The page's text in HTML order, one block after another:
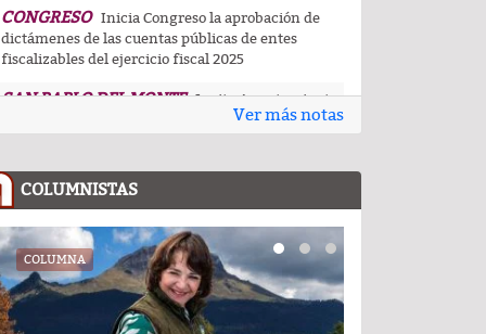
CONGRESO Inicia Congreso la aprobación de
dictámenes de las cuentas públicas de entes
fiscalizables del ejercicio fiscal 2025
SAN PABLO DEL MONTE Invita Ayuntamiento
de San Pablo del Monte a la Feria de la Salud este 8
UATX La UATx promueve la resiliencia
emocional para fortalecer salud y bienestar de
CAPITAL Inaugura alcalde de Tlaxcala
rehabilitación de la cancha Blas Charro Carvajal,
obra impulsada por Alfonso Sánchez
Ver más notas
COLUMNISTAS
COLUMNA